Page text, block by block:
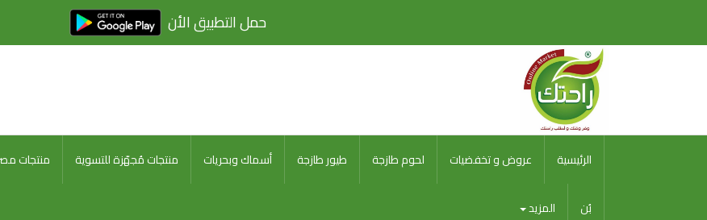
حمل التطبيق الأن
الرئيسية عروض و تخفضيات لحوم طازجة طيور طازجة أسماك وبحريات منتجات مُجهّزة للتسوية منتجات
بُن المزيد